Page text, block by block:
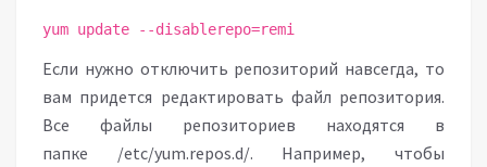
yum update --disablerepo=remi
Если нужно отключить репозиторий навсегда, то
вам придется редактировать файл репозитория.
Все файлы репозиториев находятся в
папке /etc/yum.repos.d/. Например, чтобы